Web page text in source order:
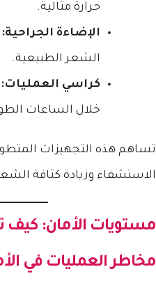
حرارة مثالية.
الإضاءة الجراحية:
الشعر الطبيعية.
كراسي العمليات:
خلال الساعات
تساهم هذه التجهيزات
الاستشفاء وزيادة كثافة
مستويات الأمان:
مخاطر العمليات في